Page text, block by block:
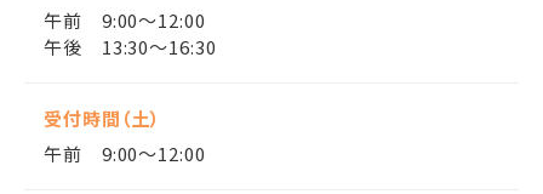
午前 9:00〜12:00
午後 13:30〜16:30
受付時間（土）
午前 9:00〜12:00